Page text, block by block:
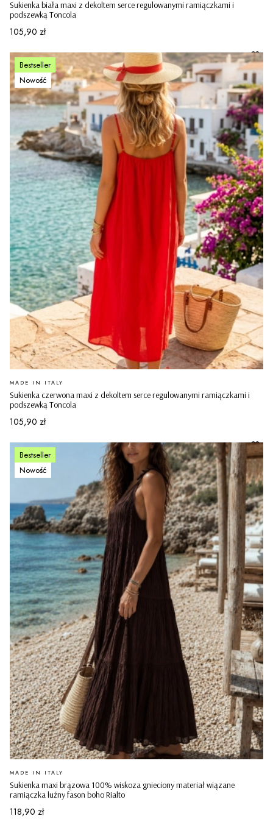
Sukienka biała maxi z dekoltem serce regulowanymi ramiączkami i
podszewką Toncola
Cena
105,90 zł
Bestseller
Nowość
Sukienka czerwona maxi z dekoltem serce regulowanymi ramiączkami i
podszewką Toncola
PRODUCENT
MADE IN ITALY
Cena
105,90 zł
Bestseller
Nowość
Sukienka maxi brązowa 100% wiskoza gnieciony materiał wiązane
ramiączka luźny fason boho Rialto
PRODUCENT
MADE IN ITALY
Cena
118,90 zł